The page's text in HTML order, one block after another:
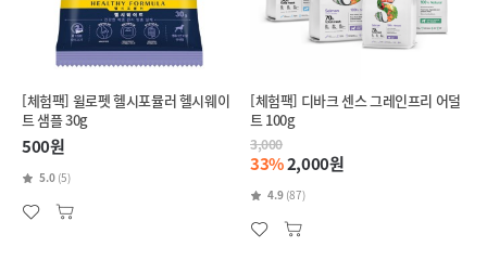
[체험팩] 윌로펫 헬시포뮬러 헬시웨이
트 샘플 30g
500원
5.0 (5)
[체험팩] 디바크 센스 그레인프리 어덜
트 100g
3,000
33%2,000원
4.9 (87)